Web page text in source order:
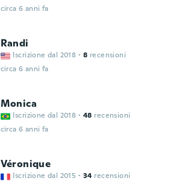
circa 6 anni fa
Randi
Iscrizione dal 2018 · 8 recensioni
circa 6 anni fa
Monica
Iscrizione dal 2018 · 48 recensioni
circa 6 anni fa
Véronique
Iscrizione dal 2015 · 34 recensioni